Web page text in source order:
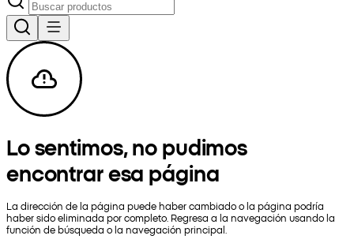
Lo sentimos, no pudimos
encontrar esa página
La dirección de la página puede haber cambiado o la página podría
haber sido eliminada por completo. Regresa a la navegación usando la
función de búsqueda o la navegación principal.